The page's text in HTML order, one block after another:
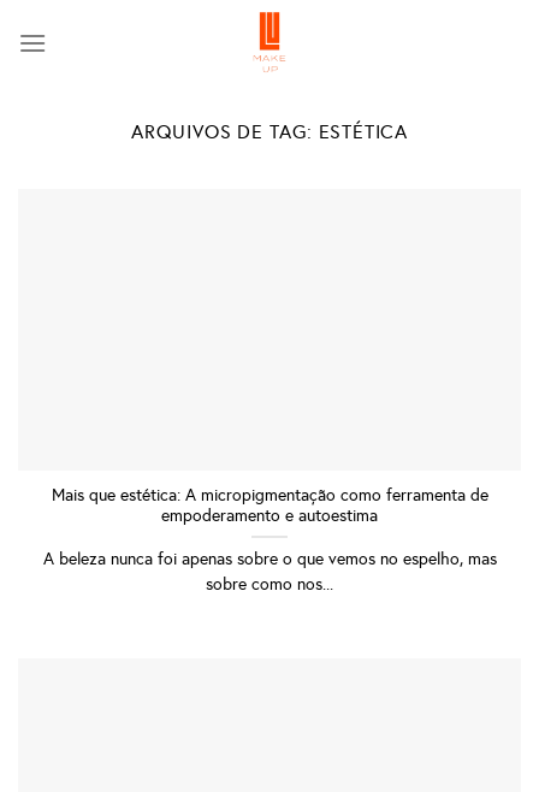
ARQUIVOS DE TAG: ESTÉTICA
Mais que estética: A micropigmentação como ferramenta de
empoderamento e autoestima
A beleza nunca foi apenas sobre o que vemos no espelho, mas
sobre como nos...